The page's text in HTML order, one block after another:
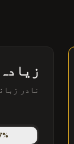
نادر
%